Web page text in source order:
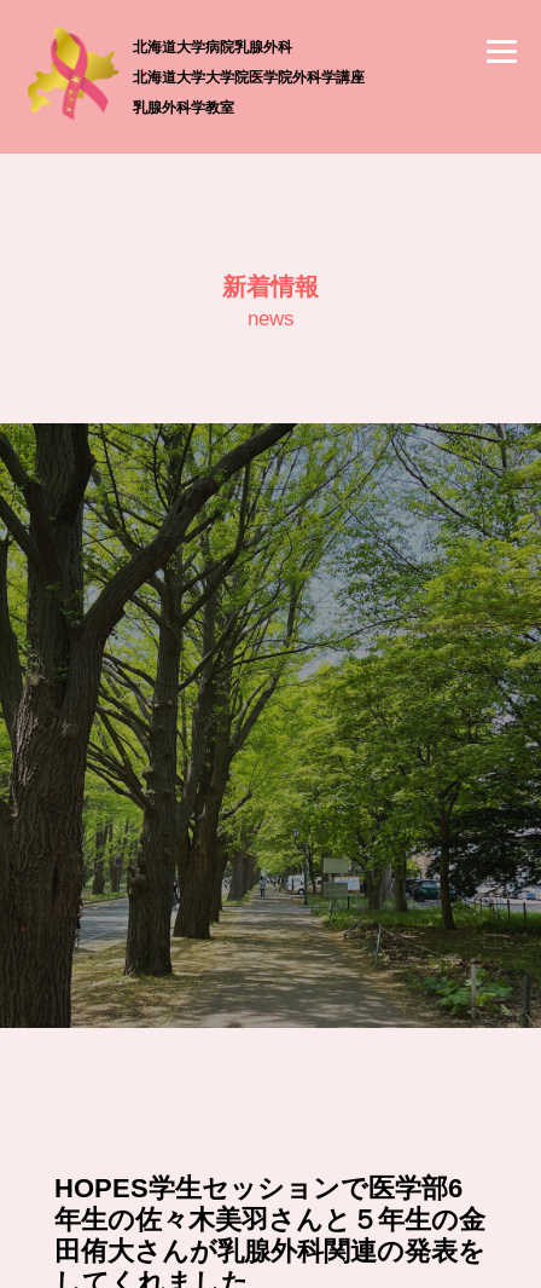
北海道大学病院乳腺外科
北海道大学大学院医学院外科学講座
乳腺外科学教室
新着情報
news
HOPES学生セッションで医学部6
年生の佐々木美羽さんと５年生の金
田侑大さんが乳腺外科関連の発表を